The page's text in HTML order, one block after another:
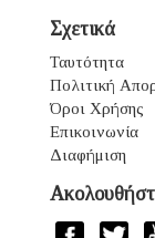
Σχετικά
Ταυτότητα
Πολιτική
Όροι Χρήσης
Επικοινωνία
Διαφήμιση